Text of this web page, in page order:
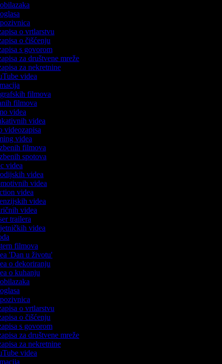
o vrtlarstvu
o čišćenju
s govorom
za društvene mreže
za nekretnine
videa
filmova
filmova
videa
videa
videozapisa
videa
filmova
spotova
videa
videa
videa
videa
videa
videa
trailera
videa
filmova
'Dan u životu'
o dekoriranju
o kuhanju
o vrtlarstvu
o čišćenju
s govorom
za društvene mreže
za nekretnine
videa